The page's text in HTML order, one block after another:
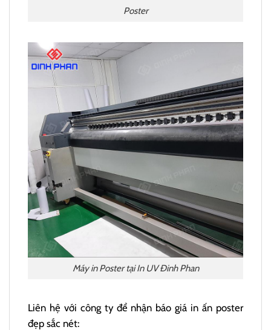
Poster
Máy in Poster tại In UV Đinh Phan
Liên hệ với công ty để nhận báo giá in ấn poster
đẹp sắc nét: